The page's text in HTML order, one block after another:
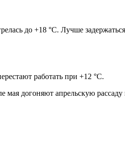
до +18 °C. Лучше
работать при +12 °C.
мая догоняют апрельскую